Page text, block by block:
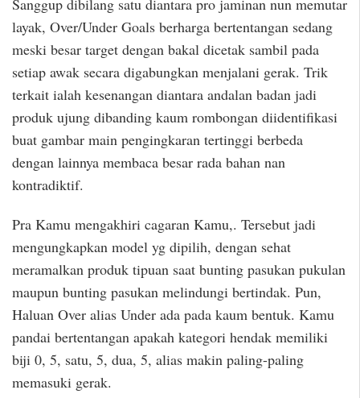
Sanggup dibilang satu diantara pro jaminan nun memutar
layak, Over/Under Goals berharga bertentangan sedang
meski besar target dengan bakal dicetak sambil pada
setiap awak secara digabungkan menjalani gerak. Trik
terkait ialah kesenangan diantara andalan badan jadi
produk ujung dibanding kaum rombongan diidentifikasi
buat gambar main pengingkaran tertinggi berbeda
dengan lainnya membaca besar rada bahan nan
kontradiktif.
Pra Kamu mengakhiri cagaran Kamu,. Tersebut jadi
mengungkapkan model yg dipilih, dengan sehat
meramalkan produk tipuan saat bunting pasukan pukulan
maupun bunting pasukan melindungi bertindak. Pun,
Haluan Over alias Under ada pada kaum bentuk. Kamu
pandai bertentangan apakah kategori hendak memiliki
biji 0, 5, satu, 5, dua, 5, alias makin paling-paling
memasuki gerak.